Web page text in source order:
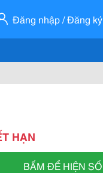
Đăng nhập / Đăng ký
HẠN
BẤM ĐỂ HIỆN SỐ